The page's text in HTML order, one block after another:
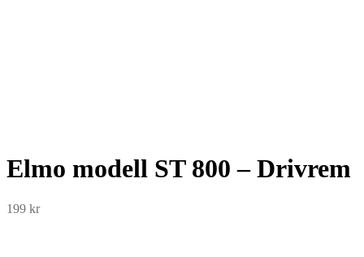
Elmo modell ST 800 – Drivrem
199 kr